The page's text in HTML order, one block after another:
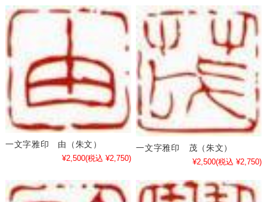
一文字雅印 由（朱文）
¥2,500(税込 ¥2,750)
一文字雅印 茂（朱文）
¥2,500(税込 ¥2,750)